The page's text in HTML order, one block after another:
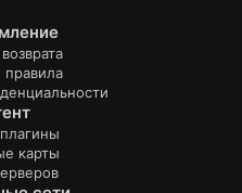
правила
карты